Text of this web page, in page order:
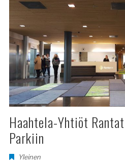
Haahtela-Yhtiöt
Parkiin
Yleinen